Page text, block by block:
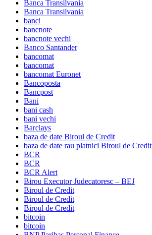
Banca Transilvania
Banca Transilvania
banci
bancnote
bancnote vechi
Banco Santander
bancomat
bancomat
bancomat Euronet
Bancoposta
Bancpost
Bani
bani cash
bani vechi
Barclays
baza de date Biroul de Credit
baza de date rau platnici Biroul de Credit
BCR
BCR
BCR Alert
Birou Executor Judecatoresc – BEJ
Biroul de Credit
Biroul de Credit
Biroul de Credit
bitcoin
bitcoin